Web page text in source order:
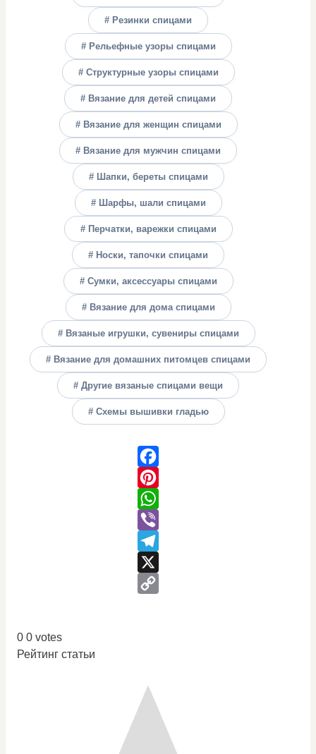
# Резинки спицами
# Рельефные узоры спицами
# Структурные узоры спицами
# Вязание для детей спицами
# Вязание для женщин спицами
# Вязание для мужчин спицами
# Шапки, береты спицами
# Шарфы, шали спицами
# Перчатки, варежки спицами
# Носки, тапочки спицами
# Сумки, аксессуары спицами
# Вязание для дома спицами
# Вязаные игрушки, сувениры спицами
# Вязание для домашних питомцев спицами
# Другие вязаные спицами вещи
# Схемы вышивки гладью
Facebook
Pinterest
WhatsApp
Viber
Telegram
X
0 0 votes
Рейтинг статьи